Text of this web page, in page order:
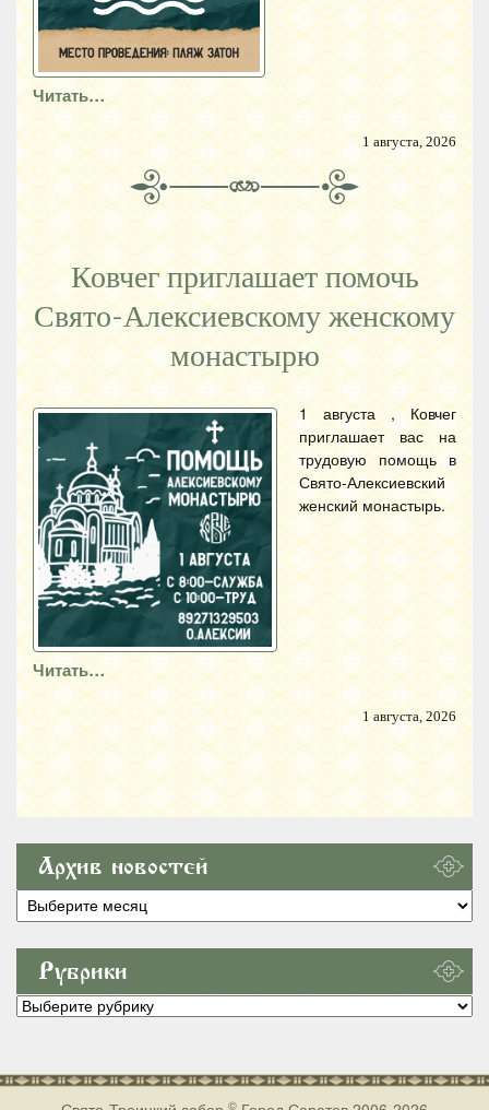
Читать…
1 августа, 2026
Ковчег приглашает помочь
Свято-Алексиевскому женскому
монастырю
1 августа , Ковчег
приглашает вас на
трудовую помощь в
Свято-Алексиевский
женский монастырь.
Читать…
1 августа, 2026
Архив новостей
Архив
новостей
Рубрики
Рубрики
©